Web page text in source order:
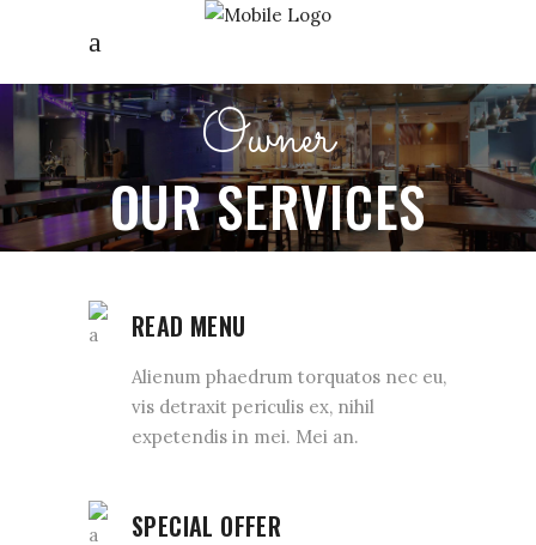
Owner
OUR SERVICES
READ MENU
Alienum phaedrum torquatos nec eu,
vis detraxit periculis ex, nihil
expetendis in mei. Mei an.
SPECIAL OFFER